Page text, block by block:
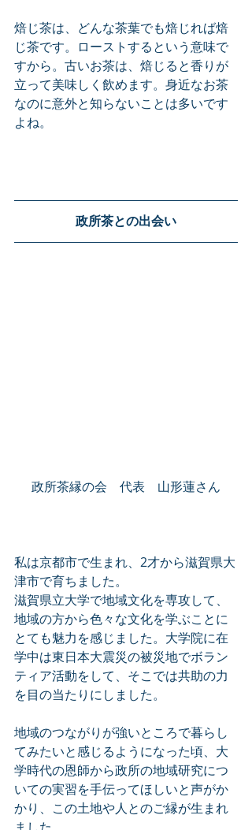
焙じ茶は、どんな茶葉でも焙じれば焙
じ茶です。ローストするという意味で
すから。古いお茶は、焙じると香りが
立って美味しく飲めます。身近なお茶
なのに意外と知らないことは多いです
よね。
政所茶との出会い
政所茶縁の会　代表　山形蓮さん
私は京都市で生まれ、2才から滋賀県大
津市で育ちました。
滋賀県立大学で地域文化を専攻して、
地域の方から色々な文化を学ぶことに
とても魅力を感じました。大学院に在
学中は東日本大震災の被災地でボラン
ティア活動をして、そこでは共助の力
を目の当たりにしました。
地域のつながりが強いところで暮らし
てみたいと感じるようになった頃、大
学時代の恩師から政所の地域研究につ
いての実習を手伝ってほしいと声がか
かり、この土地や人とのご縁が生まれ